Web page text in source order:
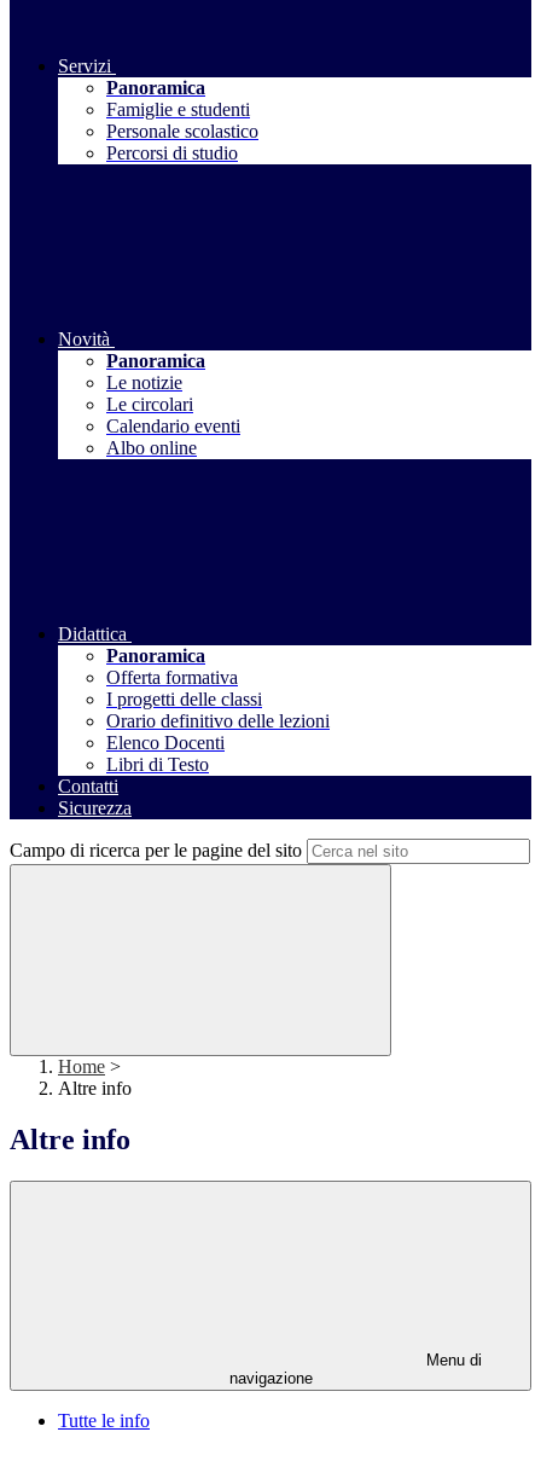
Servizi
Panoramica
Famiglie e studenti
Personale scolastico
Percorsi di studio
Novità
Panoramica
Le notizie
Le circolari
Calendario eventi
Albo online
Didattica
Panoramica
Offerta formativa
I progetti delle classi
Orario definitivo delle lezioni
Elenco Docenti
Libri di Testo
Contatti
Sicurezza
Campo di ricerca per le pagine del sito
Home >
Altre info
Altre info
Menu di
navigazione
Tutte le info